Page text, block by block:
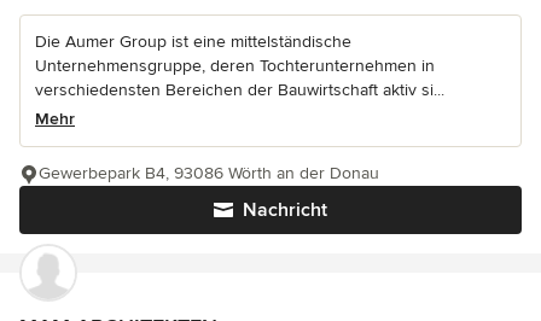
Die Aumer Group ist eine mittelständische
Unternehmensgruppe, deren Tochterunternehmen in
verschiedensten Bereichen der Bauwirtschaft aktiv si...
Mehr
Nachricht
Gewerbepark B4, 93086 Wörth an der Donau